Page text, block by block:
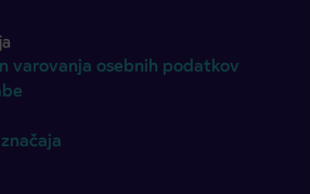
varovanja osebnih podatkov